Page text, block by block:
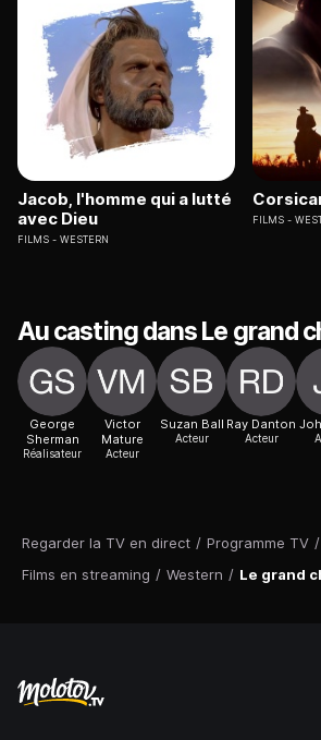
Regarder la TV en direct / Programme TV /
Films en streaming / Western / Le grand
Jacob, l'homme qui a lutté
avec Dieu
FILMS WESTERN
FILMS
Au casting dans Le grand
George
Sherman
Réalisateur
Victor
Mature
Acteur
Suzan Ball
Acteur
Ray Danton
Acteur